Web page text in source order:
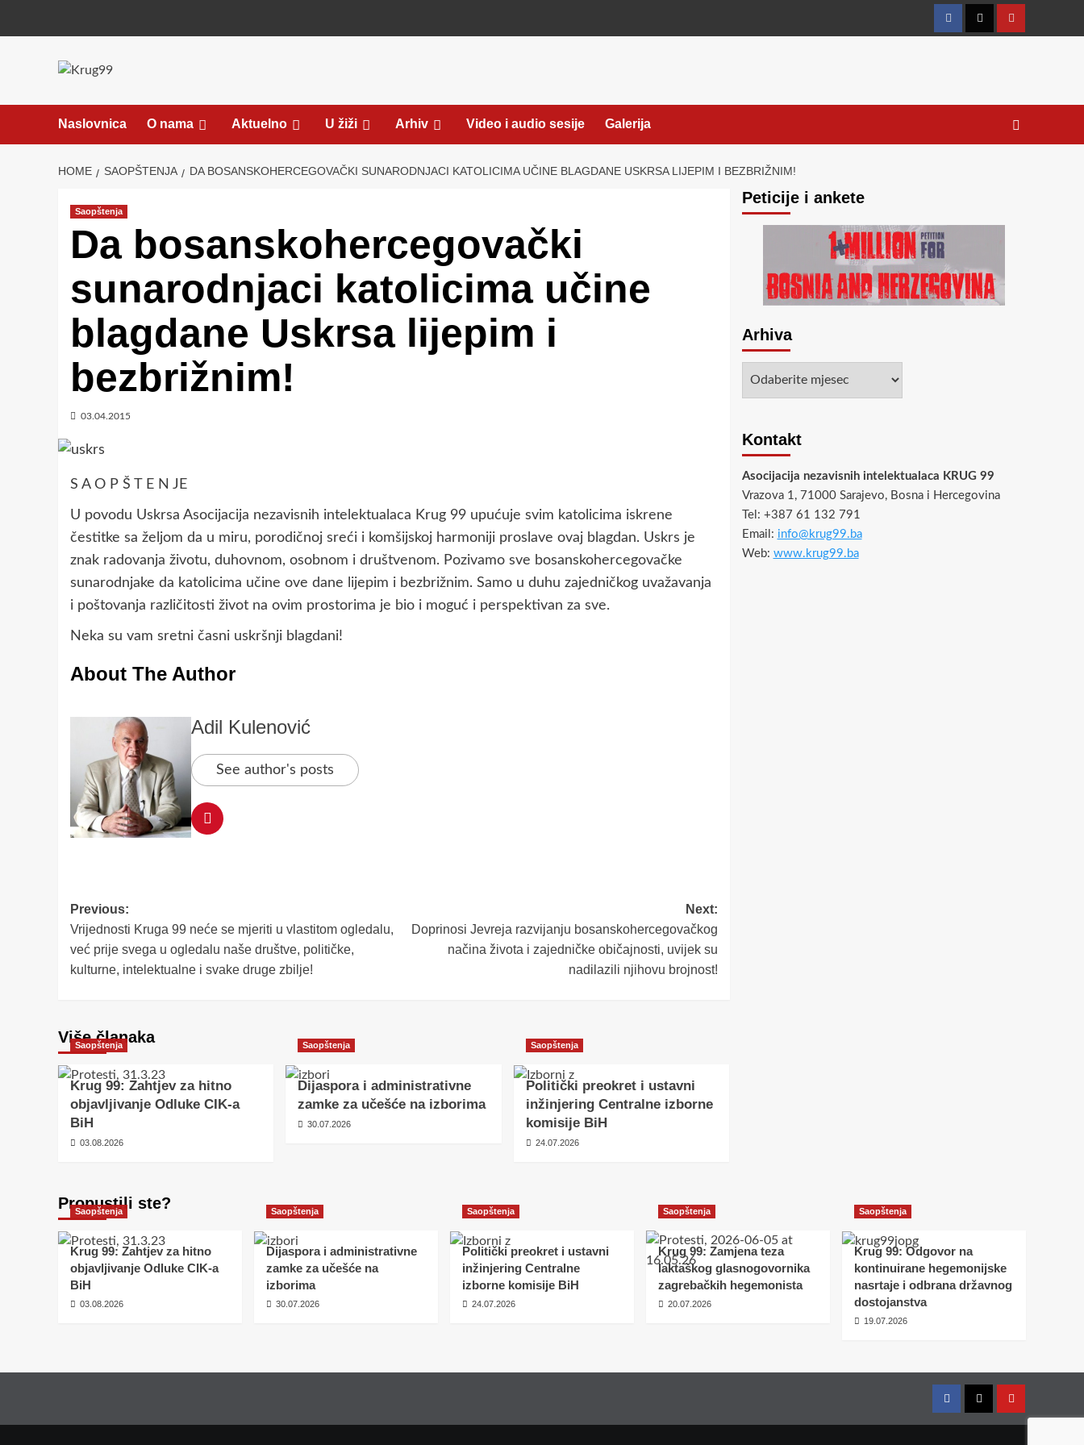
Naslovnica O nama Aktuelno U žiži Arhiv Video i audio sesije Galerija
HOME SAOPŠTENJA DA BOSANSKOHERCEGOVAČKI SUNARODNJACI KATOLICIMA UČINE BLAGDANE USKRSA LIJEPIM I BEZBRIŽNIM!
Saopštenja
Da bosanskohercegovački
sunarodnjaci katolicima učine
blagdane Uskrsa lijepim i
bezbrižnim!
03.04.2015
S A O P Š T E N JE
U povodu Uskrsa Asocijacija nezavisnih intelektualaca Krug 99 upućuje svim katolicima iskrene
čestitke sa željom da u miru, porodičnoj sreći i komšijskoj harmoniji proslave ovaj blagdan. Uskrs je
znak radovanja životu, duhovnom, osobnom i društvenom. Pozivamo sve bosanskohercegovačke
sunarodnjake da katolicima učine ove dane lijepim i bezbrižnim. Samo u duhu zajedničkog uvažavanja
i poštovanja različitosti život na ovim prostorima je bio i moguć i perspektivan za sve.
Neka su vam sretni časni uskršnji blagdani!
About The Author
Adil Kulenović
See author's posts
Post
navigation
Previous:
Vrijednosti Kruga 99 neće se mjeriti u vlastitom ogledalu,
već prije svega u ogledalu naše društve, političke,
kulturne, intelektualne i svake druge zbilje!
Next:
Doprinosi Jevreja razvijanju bosanskohercegovačkog
načina života i zajedničke običajnosti, uvijek su
nadilazili njihovu brojnost!
Više članaka
Saopštenja
Krug 99: Zahtjev za hitno
objavljivanje Odluke CIK-a
BiH
03.08.2026
Saopštenja
Dijaspora i administrativne
zamke za učešće na izborima
30.07.2026
Saopštenja
Politički preokret i ustavni
inžinjering Centralne izborne
komisije BiH
24.07.2026
Peticije i ankete
Arhiva
Kontakt
Asocijacija nezavisnih intelektualaca KRUG 99
Vrazova 1, 71000 Sarajevo, Bosna i Hercegovina
Tel: +387 61 132 791
Email: info@krug99.ba
Web: www.krug99.ba
Propustili ste?
Saopštenja
Krug 99: Zahtjev za hitno
objavljivanje Odluke CIK-a
BiH
03.08.2026
Saopštenja
Dijaspora i administrativne
zamke za učešće na
izborima
30.07.2026
Saopštenja
Politički preokret i ustavni
inžinjering Centralne
izborne komisije BiH
24.07.2026
Saopštenja
Krug 99: Zamjena teza
laktaškog glasnogovornika
zagrebačkih hegemonista
20.07.2026
Saopštenja
Krug 99: Odgovor na
kontinuirane hegemonijske
nasrtaje i odbrana državnog
dostojanstva
19.07.2026